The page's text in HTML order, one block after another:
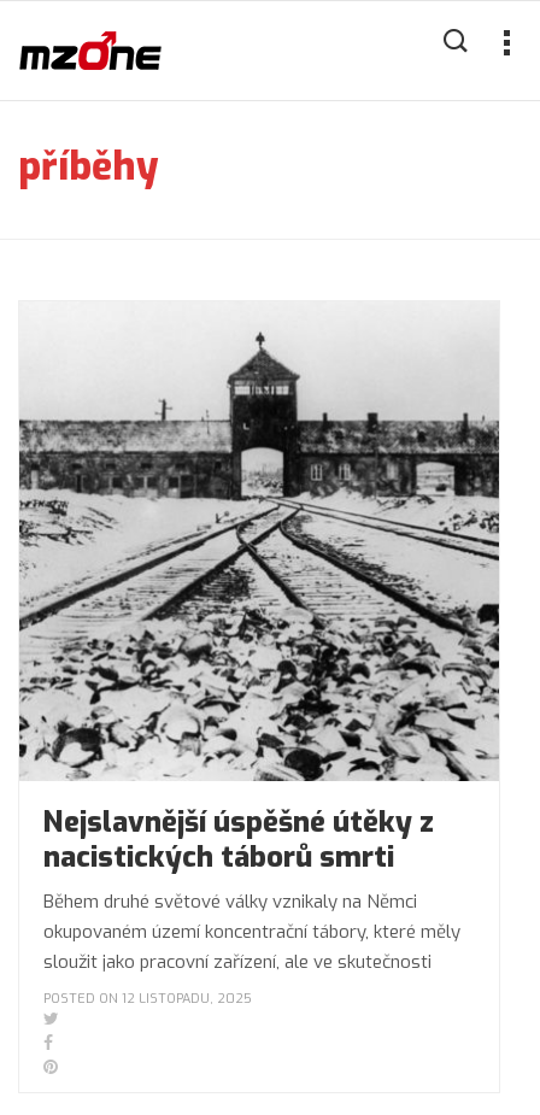
příběhy
Nejslavnější úspěšné útěky z
nacistických táborů smrti
Během druhé světové války vznikaly na Němci
okupovaném území koncentrační tábory, které měly
sloužit jako pracovní zařízení, ale ve skutečnosti
POSTED ON 12 LISTOPADU, 2025